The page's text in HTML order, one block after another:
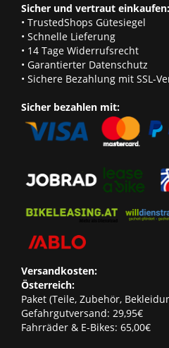
Sicher und vertraut einkaufen:
• TrustedShops Gütesiegel
• Schnelle Lieferung
• 14 Tage Widerrufsrecht
• Garantierter Datenschutz
• Sichere Bezahlung mit SSL-
Sicher bezahlen mit:
Versandkosten:
Österreich:
Paket (Teile, Zubehör,
Gefahrgutversand: 29,95€
Fahrräder & E-Bikes: 65,00€